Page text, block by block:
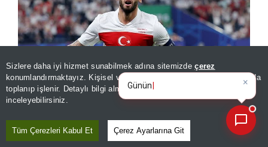
Sizlere daha iyi hizmet sunabilmek adına sitemizdeçerez
konumlandırmaktayız. Kişisel verileriniz, KVKK ve GDPR kapsamında
toplanıp işlenir. Detaylı bilgi almak içinAydınlatma Metnimizi
inceleyebilirsiniz.
Tüm Çerezleri Kabul Et Çerez Ayarlarına Git
A Milli Takım'ın kaptanı Hakan Çalhanoğlu, Türk futbolunun
×
Günün spor, gündem ve
ekonomi gelişmelerini